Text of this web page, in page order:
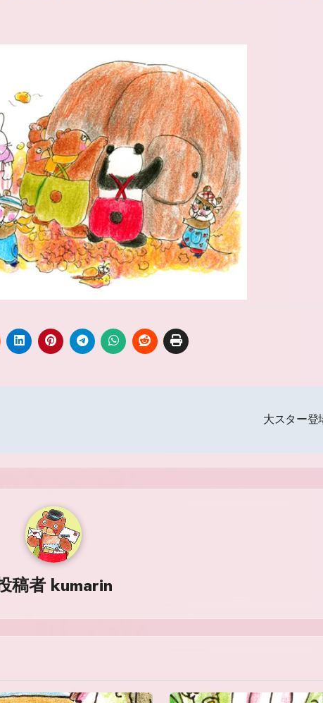
大スター
稿者 kumarin